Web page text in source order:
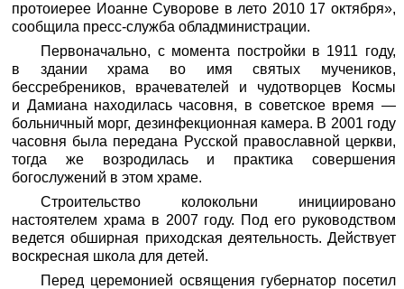
протоиерее Иоанне Суворове в лето 2010 17 октября»,
сообщила пресс-служба обладминистрации.
Первоначально, с момента постройки в 1911 году,
в здании храма во имя святых мучеников,
бессребреников, врачевателей и чудотворцев Космы
и Дамиана находилась часовня, в советское время —
больничный морг, дезинфекционная камера. В 2001 году
часовня была передана Русской православной церкви,
тогда же возродилась и практика совершения
богослужений в этом храме.
Строительство колокольни инициировано
настоятелем храма в 2007 году. Под его руководством
ведется обширная приходская деятельность. Действует
воскресная школа для детей.
Перед церемонией освящения губернатор посетил